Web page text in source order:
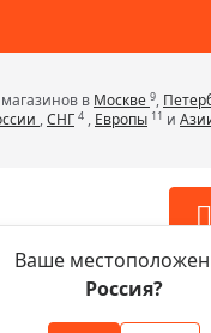
в Москве 9,
,СНГ 4 , Европы 11 и
Ваше
Россия?
Оплата и